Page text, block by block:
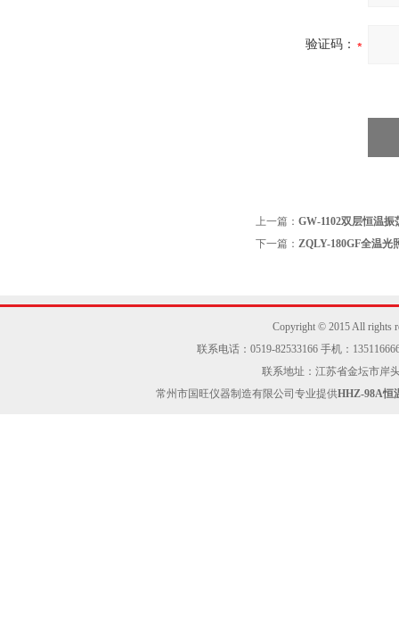
验证码：
上一篇： GW-1102双层恒温振
下一篇： ZQLY-180GF全温光
Copyright © 2015 All rights
联系电话：0519-82533166 手机：
联系地址：江苏省金坛市岸
常州市国旺仪器制造有限公司专业提供HHZ-98A恒